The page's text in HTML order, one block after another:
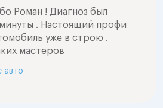
Роман ! Диагноз был
. Настоящий профи
уже в строю .
мастеров
авто